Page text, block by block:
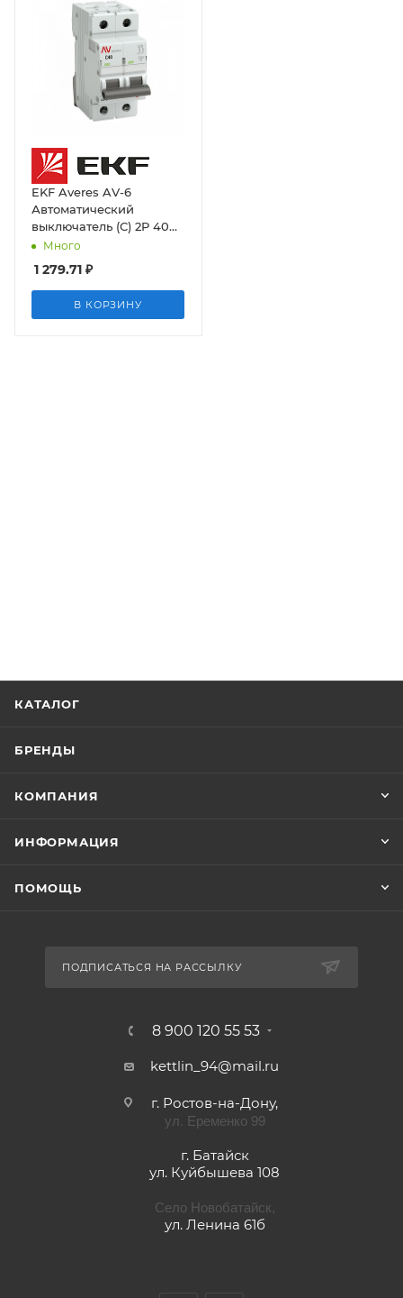
EKF Averes AV-6
Автоматический
выключатель (С) 2P 40А
6kAМного
1 279.71 ₽
В КОРЗИНУ
КАТАЛОГ
БРЕНДЫ
КОМПАНИЯ
ИНФОРМАЦИЯ
ПОМОЩЬ
ПОДПИСАТЬСЯ НА РАССЫЛКУ
8 900 120 55 53
kettlin_94@mail.ru
г. Ростов-на-Дону,
ул. Еременко 99
г. Батайск
ул. Куйбышева 108
Село Новобатайск,
ул. Ленина 61б